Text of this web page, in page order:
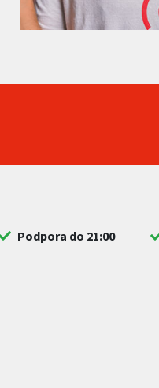
Podpora do 21:00